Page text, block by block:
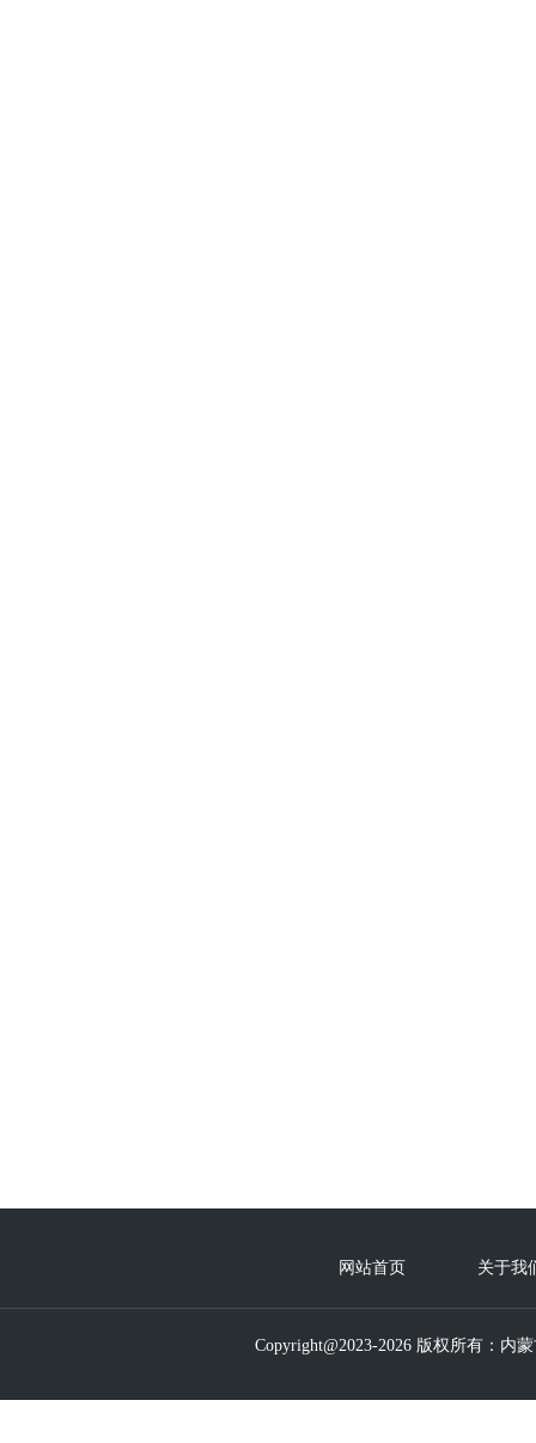
网站首页 关于我
Copyright@2023-2026 版权所有：内